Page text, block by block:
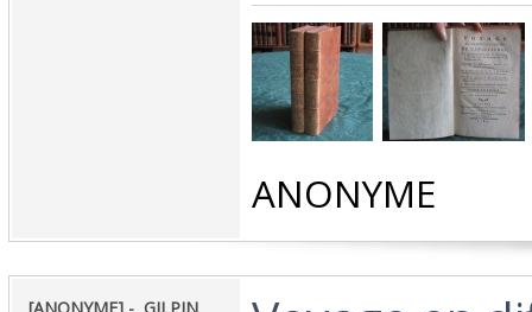
‎ANONYME ‎